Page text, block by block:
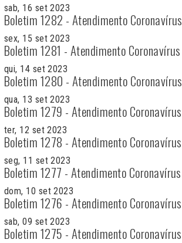
sab, 16 set 2023
Boletim 1282 - Atendimento Coronavírus
sex, 15 set 2023
Boletim 1281 - Atendimento Coronavírus
qui, 14 set 2023
Boletim 1280 - Atendimento Coronavírus
qua, 13 set 2023
Boletim 1279 - Atendimento Coronavírus
ter, 12 set 2023
Boletim 1278 - Atendimento Coronavírus
seg, 11 set 2023
Boletim 1277 - Atendimento Coronavírus
dom, 10 set 2023
Boletim 1276 - Atendimento Coronavírus
sab, 09 set 2023
Boletim 1275 - Atendimento Coronavírus